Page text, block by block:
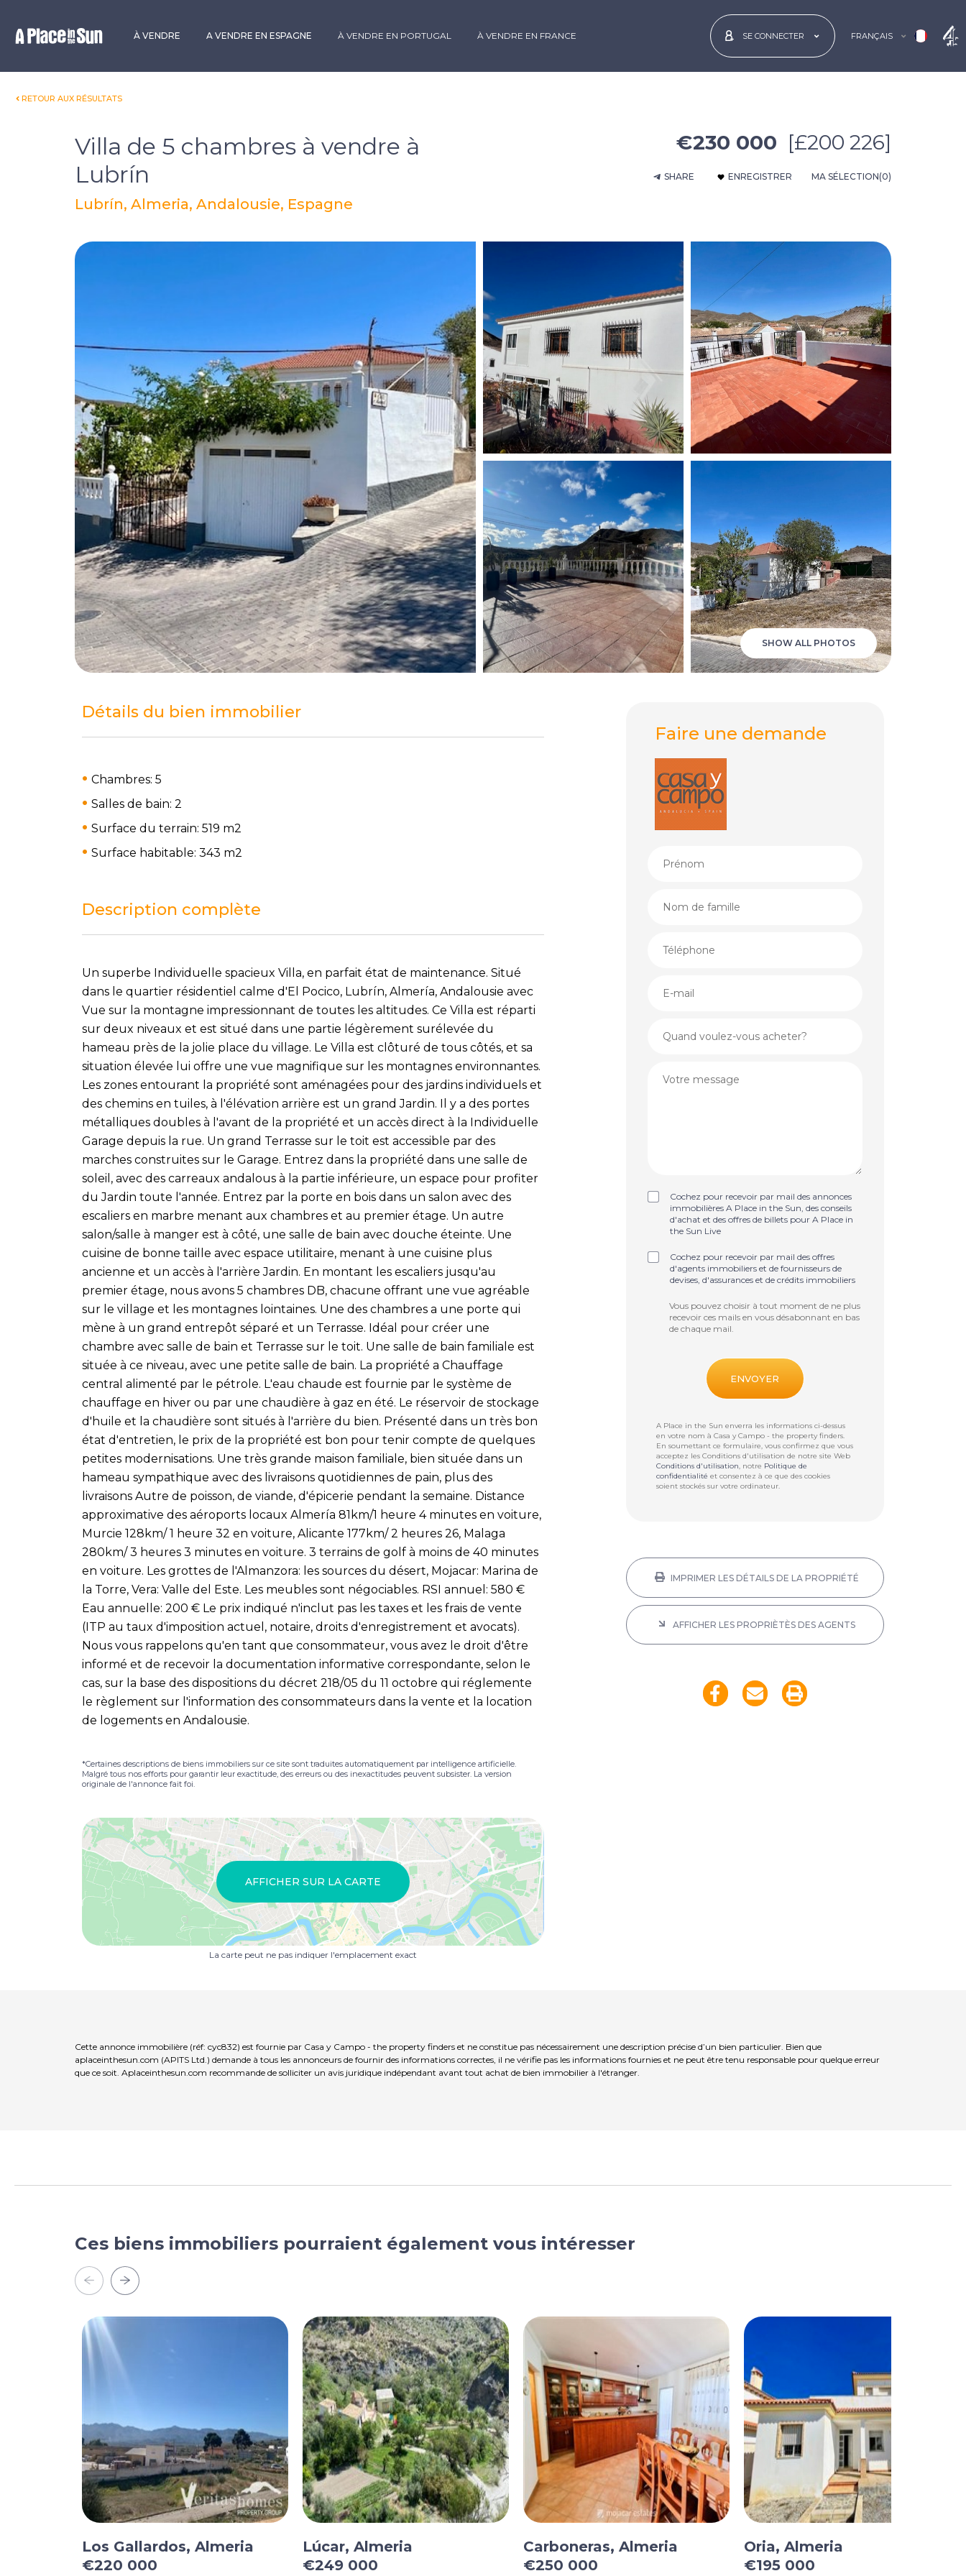
À VENDRE A VENDRE EN ESPAGNE À VENDRE EN PORTUGAL À VENDRE EN FRANCE SE CONNECTER FRANÇAIS
RETOUR AUX RÉSULTATS
Villa de 5 chambres à vendre à
Lubrín
Lubrín, Almeria, Andalousie, Espagne
€230 000 [£200 226]
SHARE ENREGISTRER MA SÉLECTION(0)
SHOW ALL PHOTOS
Détails du bien immobilier
Chambres: 5
Salles de bain: 2
Surface du terrain: 519 m2
Surface habitable: 343 m2
Description complète
Un superbe Individuelle spacieux Villa, en parfait état de maintenance. Situé
dans le quartier résidentiel calme d'El Pocico, Lubrín, Almería, Andalousie avec
Vue sur la montagne impressionnant de toutes les altitudes. Ce Villa est réparti
sur deux niveaux et est situé dans une partie légèrement surélevée du
hameau près de la jolie place du village. Le Villa est clôturé de tous côtés, et sa
situation élevée lui offre une vue magnifique sur les montagnes environnantes.
Les zones entourant la propriété sont aménagées pour des jardins individuels et
des chemins en tuiles, à l'élévation arrière est un grand Jardin. Il y a des portes
métalliques doubles à l'avant de la propriété et un accès direct à la Individuelle
Garage depuis la rue. Un grand Terrasse sur le toit est accessible par des
marches construites sur le Garage. Entrez dans la propriété dans une salle de
soleil, avec des carreaux andalous à la partie inférieure, un espace pour profiter
du Jardin toute l'année. Entrez par la porte en bois dans un salon avec des
escaliers en marbre menant aux chambres et au premier étage. Un autre
salon/salle à manger est à côté, une salle de bain avec douche éteinte. Une
cuisine de bonne taille avec espace utilitaire, menant à une cuisine plus
ancienne et un accès à l'arrière Jardin. En montant les escaliers jusqu'au
premier étage, nous avons 5 chambres DB, chacune offrant une vue agréable
sur le village et les montagnes lointaines. Une des chambres a une porte qui
mène à un grand entrepôt séparé et un Terrasse. Idéal pour créer une
chambre avec salle de bain et Terrasse sur le toit. Une salle de bain familiale est
située à ce niveau, avec une petite salle de bain. La propriété a Chauffage
central alimenté par le pétrole. L'eau chaude est fournie par le système de
chauffage en hiver ou par une chaudière à gaz en été. Le réservoir de stockage
d'huile et la chaudière sont situés à l'arrière du bien. Présenté dans un très bon
état d'entretien, le prix de la propriété est bon pour tenir compte de quelques
petites modernisations. Une très grande maison familiale, bien située dans un
hameau sympathique avec des livraisons quotidiennes de pain, plus des
livraisons Autre de poisson, de viande, d'épicerie pendant la semaine. Distance
approximative des aéroports locaux Almería 81km/1 heure 4 minutes en voiture,
Murcie 128km/ 1 heure 32 en voiture, Alicante 177km/ 2 heures 26, Malaga
280km/ 3 heures 3 minutes en voiture. 3 terrains de golf à moins de 40 minutes
en voiture. Les grottes de l'Almanzora: les sources du désert, Mojacar: Marina de
la Torre, Vera: Valle del Este. Les meubles sont négociables. RSI annuel: 580 €
Eau annuelle: 200 € Le prix indiqué n'inclut pas les taxes et les frais de vente
(ITP au taux d'imposition actuel, notaire, droits d'enregistrement et avocats).
Nous vous rappelons qu'en tant que consommateur, vous avez le droit d'être
informé et de recevoir la documentation informative correspondante, selon le
cas, sur la base des dispositions du décret 218/05 du 11 octobre qui réglemente
le règlement sur l'information des consommateurs dans la vente et la location
de logements en Andalousie.
*Certaines descriptions de biens immobiliers sur ce site sont traduites automatiquement par intelligence artificielle.
Malgré tous nos efforts pour garantir leur exactitude, des erreurs ou des inexactitudes peuvent subsister. La version
originale de l'annonce fait foi.
AFFICHER SUR LA CARTE
La carte peut ne pas indiquer l'emplacement exact
Faire une demande
Cochez pour recevoir par mail des annonces
immobilières A Place in the Sun, des conseils
d'achat et des offres de billets pour A Place in
the Sun Live
Cochez pour recevoir par mail des offres
d'agents immobiliers et de fournisseurs de
devises, d'assurances et de crédits immobiliers
Vous pouvez choisir à tout moment de ne plus
recevoir ces mails en vous désabonnant en bas
de chaque mail.
A Place in the Sun enverra les informations ci-dessus
en votre nom àCasa y Campo - the property finders.
En soumettant ce formulaire, vous confirmez que vous
acceptez les Conditions d'utilisation de notre site Web
Conditions d'utilisation, notre Politique de
confidentialité et consentez à ce que des cookies
soient stockés sur votre ordinateur.
IMPRIMER LES DÉTAILS DE LA PROPRIÉTÉ
AFFICHER LES PROPRIÈTÈS DES AGENTS
Cette annonce immobilière (réf: cyc832) est fournie par Casa y Campo - the property finders et ne constitue pas nécessairement une description précise d’un bien particulier. Bien que
aplaceinthesun.com (APITS Ltd.) demande à tous les annonceurs de fournir des informations correctes, il ne vérifie pas les informations fournies et ne peut être tenu responsable pour quelque erreur
que ce soit. Aplaceinthesun.com recommande de solliciter un avis juridique indépendant avant tout achat de bien immobilier à l'étranger.
Ces biens immobiliers pourraient également vous intéresser
Los Gallardos, Almeria
€220 000
Lúcar, Almeria
€249 000
Carboneras, Almeria
€250 000
Oria, Almeria
€195 000